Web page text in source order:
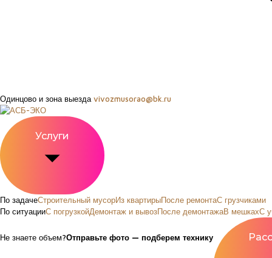
Одинцово и зона выезда vivozmusorao@bk.ru
По задачеСтроительный мусорИз квартирыПосле ремонтаС грузчиками
По ситуацииС погрузкойДемонтаж и вывозПосле демонтажаВ мешкахС
Не знаете объем?Отправьте фото — подберем технику